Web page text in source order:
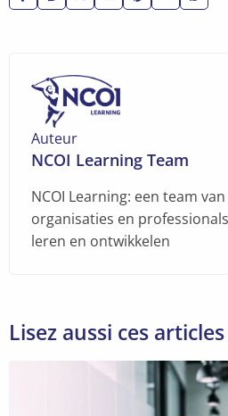
Auteur
NCOI Learning Team
NCOI Learning: een team
organisaties en
leren en ontwikkelen
Lisez aussi ces articles